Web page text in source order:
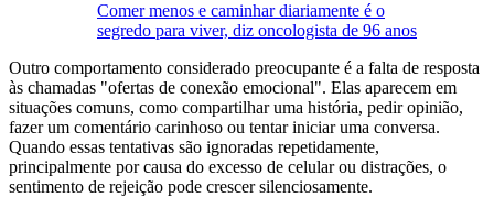
Comer menos e caminhar diariamente é o
segredo para viver, diz oncologista de 96 anos
Outro comportamento considerado preocupante é a falta de resposta
às chamadas "ofertas de conexão emocional". Elas aparecem em
situações comuns, como compartilhar uma história, pedir opinião,
fazer um comentário carinhoso ou tentar iniciar uma conversa.
Quando essas tentativas são ignoradas repetidamente,
principalmente por causa do excesso de celular ou distrações, o
sentimento de rejeição pode crescer silenciosamente.